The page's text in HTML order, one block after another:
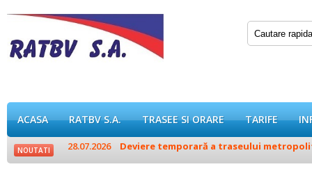
ACASA RATBV S.A. TRASEE SI ORARE TARIFE
NOUTATI
1 și 2 28.07.2026 Deviere temporară a traseului